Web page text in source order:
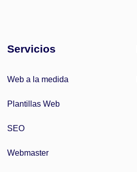
Servicios
Web a la medida
Plantillas Web
SEO
Webmaster